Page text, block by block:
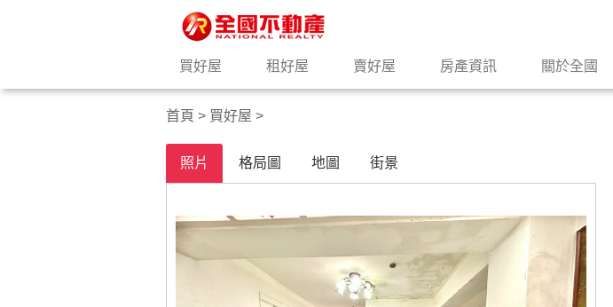
買好屋 租好屋 賣好屋 房產資訊 關於全國
首頁 > 買好屋 >
照片 格局圖 地圖 街景